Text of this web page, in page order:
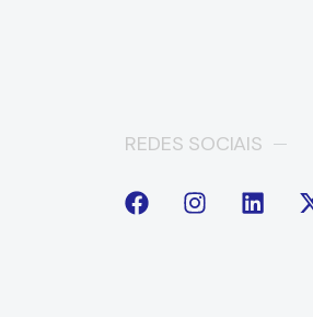
REDES SOCIAIS